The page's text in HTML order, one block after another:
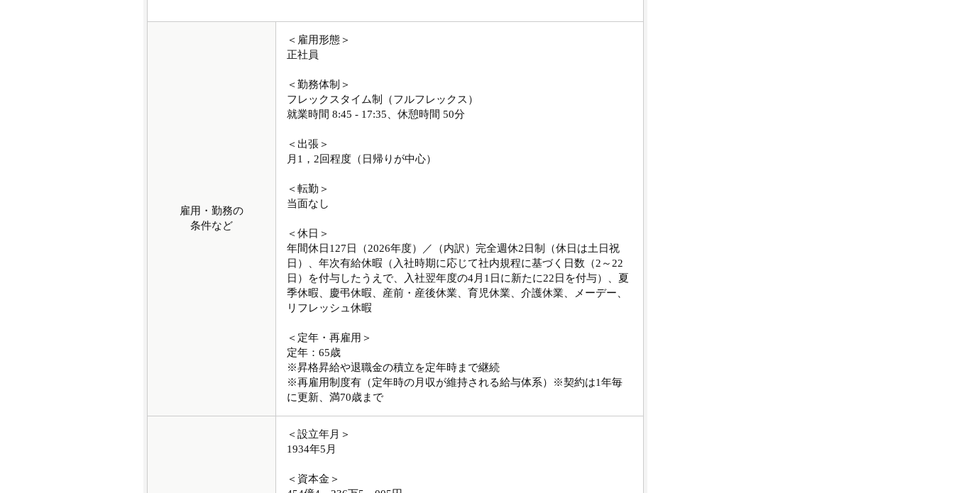
雇用・勤務の
条件など
＜雇用形態＞
正社員
＜勤務体制＞
フレックスタイム制（フルフレックス）
就業時間 8:45 - 17:35、休憩時間 50分
＜出張＞
月1，2回程度（日帰りが中心）
＜転勤＞
当面なし
＜休日＞
年間休日127日（2026年度）／（内訳）完全週休2日制（休日は土日祝
日）、年次有給休暇（入社時期に応じて社内規程に基づく日数（2～22
日）を付与したうえで、入社翌年度の4月1日に新たに22日を付与）、夏
季休暇、慶弔休暇、産前・産後休業、育児休業、介護休業、メーデー、
リフレッシュ休暇
＜定年・再雇用＞
定年：65歳
※昇格昇給や退職金の積立を定年時まで継続
※再雇用制度有（定年時の月収が維持される給与体系）※契約は1年毎
に更新、満70歳まで
＜設立年月＞
1934年5月
＜資本金＞